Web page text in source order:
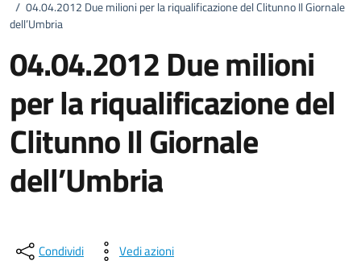
/ 04.04.2012 Due milioni per la riqualificazione del Clitunno Il Giornale
dell’Umbria
04.04.2012 Due milioni
per la riqualificazione del
Clitunno Il Giornale
dell’Umbria
Condividi Vedi azioni